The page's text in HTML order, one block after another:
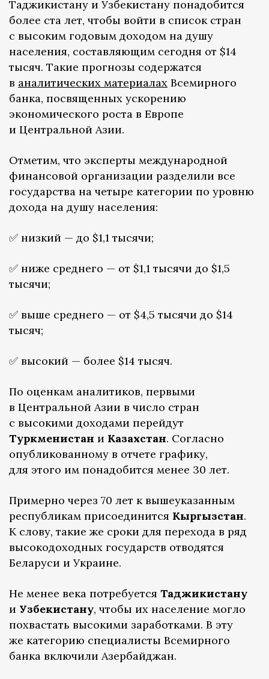
Таджикистану и Узбекистану понадобится
более ста лет, чтобы войти в список стран
с высоким годовым доходом на душу
населения, составляющим сегодня от $14
тысяч. Такие прогнозы содержатся
в аналитических материалах Всемирного
банка, посвященных ускорению
экономического роста в Европе
и Центральной Азии.
Отметим, что эксперты международной
финансовой организации разделили все
государства на четыре категории по уровню
дохода на душу населения:
✅ низкий — до $1,1 тысячи;
✅ ниже среднего — от $1,1 тысячи до $1,5
тысячи;
✅ выше среднего — от $4,5 тысячи до $14
тысяч;
✅ высокий — более $14 тысяч.
По оценкам аналитиков, первыми
в Центральной Азии в число стран
с высокими доходами перейдут
Туркменистан и Казахстан. Согласно
опубликованному в отчете графику,
для этого им понадобится менее 30 лет.
Примерно через 70 лет к вышеуказанным
республикам присоединится Кыргызстан.
К слову, такие же сроки для перехода в ряд
высокодоходных государств отводятся
Беларуси и Украине.
Не менее века потребуется Таджикистану
и Узбекистану, чтобы их население могло
похвастать высокими заработками. В эту
же категорию специалисты Всемирного
банка включили Азербайджан.